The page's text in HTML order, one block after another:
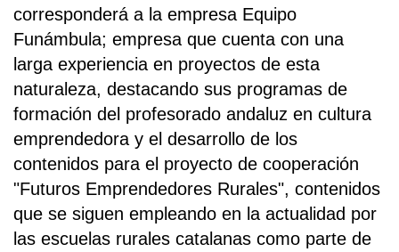
corresponderá a la empresa Equipo
Funámbula; empresa que cuenta con una
larga experiencia en proyectos de esta
naturaleza, destacando sus programas de
formación del profesorado andaluz en cultura
emprendedora y el desarrollo de los
contenidos para el proyecto de cooperación
"Futuros Emprendedores Rurales", contenidos
que se siguen empleando en la actualidad por
las escuelas rurales catalanas como parte de